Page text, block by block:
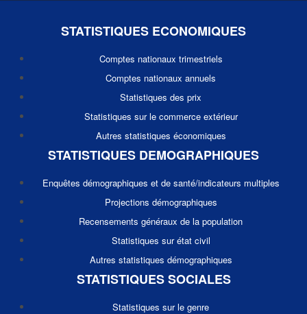
STATISTIQUES ECONOMIQUES
Comptes nationaux trimestriels
Comptes nationaux annuels
Statistiques des prix
Statistiques sur le commerce extérieur
Autres statistiques économiques
STATISTIQUES DEMOGRAPHIQUES
Enquêtes démographiques et de santé/indicateurs multiples
Projections démographiques
Recensements généraux de la population
Statistiques sur état civil
Autres statistiques démographiques
STATISTIQUES SOCIALES
Statistiques sur le genre